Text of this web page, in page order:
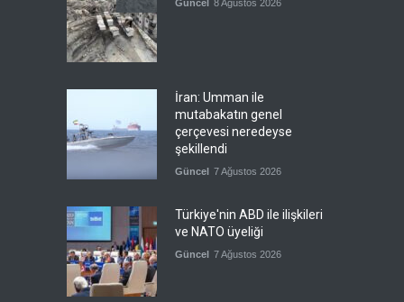
Güncel 8 Ağustos 2026
İran: Umman ile
mutabakatın genel
çerçevesi neredeyse
şekillendi
Güncel 7 Ağustos 2026
Türkiye'nin ABD ile ilişkileri
ve NATO üyeliği
Güncel 7 Ağustos 2026